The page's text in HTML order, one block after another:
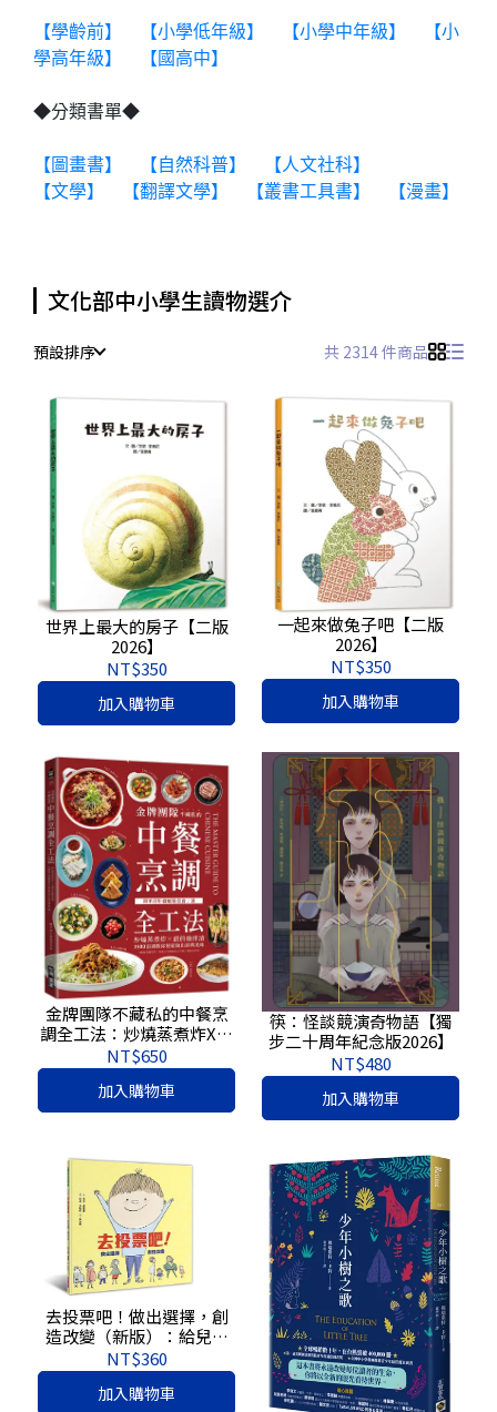
【學齡前】 【小學低年級】 【小學中年級】
【小
學高年級】
【國高中】
◆分類書單◆
【圖畫書】 【自然科普】
【人文社科】
【文學】
【翻譯文學】 【叢書工具書】 【漫畫】
文化部中小學生讀物選介
預設排序 共 2314 件商品
世界上最大的房子【二版
2026】
NT$350
加入購物車
一起來做兔子吧【二版
2026】
NT$350
加入購物車
金牌團隊不藏私的中餐烹
調全工法：炒燒蒸煮炸X溜
煎燴拌漬，1500張圖教你
輕鬆做出經典美味！
(《1500張實境照！料理不
失敗10堂必修課》全新修
NT$650
加入購物車
筷：怪談競演奇物語【獨
步二十周年紀念版2026】
NT$480
加入購物車
去投票吧！做出選擇，創
造改變（新版）：給兒童
的第一堂民主素養課
NT$360
加入購物車